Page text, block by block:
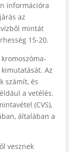
információra
az
mintát
15-20.
Az
számít, és
a vetélés.
(CVS),
általában a
vesznek